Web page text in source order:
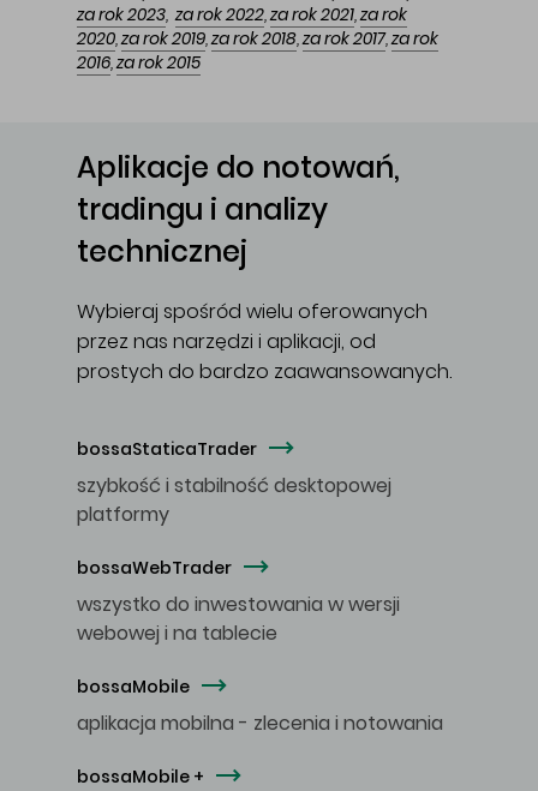
za rok 2023,za rok 2022,za rok 2021,za rok
2020,za rok 2019,za rok 2018,za rok 2017,za rok
2016,za rok 2015
Aplikacje do notowań,
tradingu i analizy
technicznej
Wybieraj spośród wielu oferowanych
przez nas narzędzi i aplikacji, od
prostych do bardzo zaawansowanych.
bossaStaticaTrader
szybkość i stabilność desktopowej
platformy
bossaWebTrader
wszystko do inwestowania w wersji
webowej i na tablecie
bossaMobile
aplikacja mobilna - zlecenia i notowania
bossaMobile +